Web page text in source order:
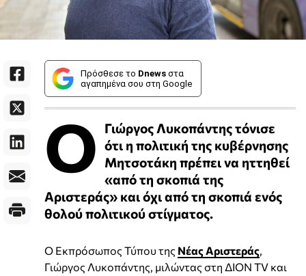
Πρόσθεσε το Dnews στα
αγαπημένα σου στη Google
Ο Γιώργος Λυκοπάντης τόνισε
ότι η πολιτική της κυβέρνησης
Μητσοτάκη πρέπει να ηττηθεί
«από τη σκοπιά της
Αριστεράς» και όχι από τη σκοπιά ενός
θολού πολιτικού στίγματος.
Ο Εκπρόσωπος Τύπου της Νέας Αριστεράς,
Γιώργος Λυκοπάντης, μιλώντας στη ΔΙΟΝ TV και